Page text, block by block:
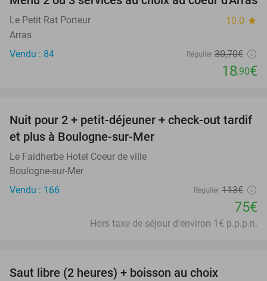
38%
Le Petit Rat Porteur 10.0 star
Arras
Vendu : 84
Régulier 30,70€
18,90€
34%
Nuit pour 2 + petit-déjeuner + check-out tardif
et plus à Boulogne-sur-Mer
Le Faidherbe Hotel Coeur de ville
Boulogne-sur-Mer
Vendu : 166
Régulier 113€
75€
Hors taxe de séjour d'environ 1€ p.p.p.n.
Saut libre (2 heures) + boisson au choix